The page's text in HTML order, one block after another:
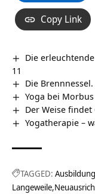
Copy Link
Die
11
Die Brennnessel.
Yoga bei
Der Weise findet
Yogatherapie –
TAGGED: Ausbildung
Langeweile